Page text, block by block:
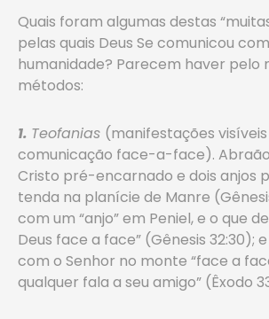
Quais foram algumas destas
pelas quais Deus Se comunicou
humanidade? Parecem haver pelo
métodos:
1. Teofanias (manifestações visíveis
comunicação face-a-face).
Cristo pré-encarnado e dois anjos
tenda na planície de Manre
com um “anjo” em Peniel, e o que
Deus face a face” (Gênesis 32:30);
com o Senhor no monte “face a
qualquer fala a seu amigo” (Êxodo